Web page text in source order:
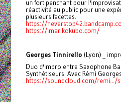
un fort penchant pour
réactivité au public pour une
plusieurs facettes.
https://
https://imarikokubo.com/
Georges Tinnirello (Lyon) _
Duo d'impro entre Saxophone
Synthétiseurs. Avec Rémi
https://soundcloud.com/remi.../